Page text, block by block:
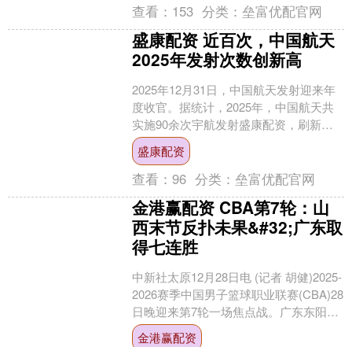
查看： 153 分类： 垒富优配官网
盛康配资 近百次，中国航天
2025年发射次数创新高
2025年12月31日，中国航天发射迎来年
度收官。据统计，2025年，中国航天共
实施90余次宇航发射盛康配资，刷新年
度发射次数纪录。其中，中国航天科技
集团全年完....
盛康配资
查看：96 分类： 垒富优配官网
金港赢配资 CBA第7轮：山
西末节反扑未果&#32;广东取
得七连胜
中新社太原12月28日电 (记者 胡健)2025-
2026赛季中国男子篮球职业联赛(CBA)28
日晚迎来第7轮一场焦点战。广东东阳光
队在客场95:89战胜山西汾....
金港赢配资